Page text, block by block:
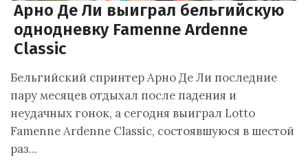
Арно Де Ли выиграл бельгийскую
однодневку Famenne Ardenne
Classic
Бельгийский спринтер Арно Де Ли последние
пару месяцев отдыхал после падения и
неудачных гонок, а сегодня выиграл Lotto
Famenne Ardenne Classic, состоявшуюся в шестой
раз…